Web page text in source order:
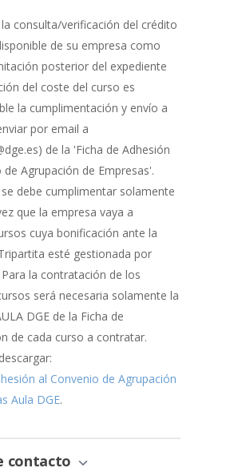
consulta/verificación del crédito
de su empresa como
posterior del expediente
del coste del curso es
la cumplimentación y envío a
por email a
de la 'Ficha de Adhesión
de Agrupación de Empresas'.
debe cumplimentar solamente
que la empresa vaya a
cuya bonificación ante la
esté gestionada por
Para la contratación de los
será necesaria solamente la
DGE de la Ficha de
de cada curso a contratar.
al Convenio de Agrupación
Aula DGE.
contacto